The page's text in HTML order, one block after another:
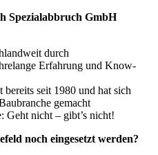
Spezialabbruch GmbH
durch
Erfahrung und Know-
seit 1980 und hat sich
gemacht
Geht nicht – gibt’s nicht!
noch eingesetzt werden?